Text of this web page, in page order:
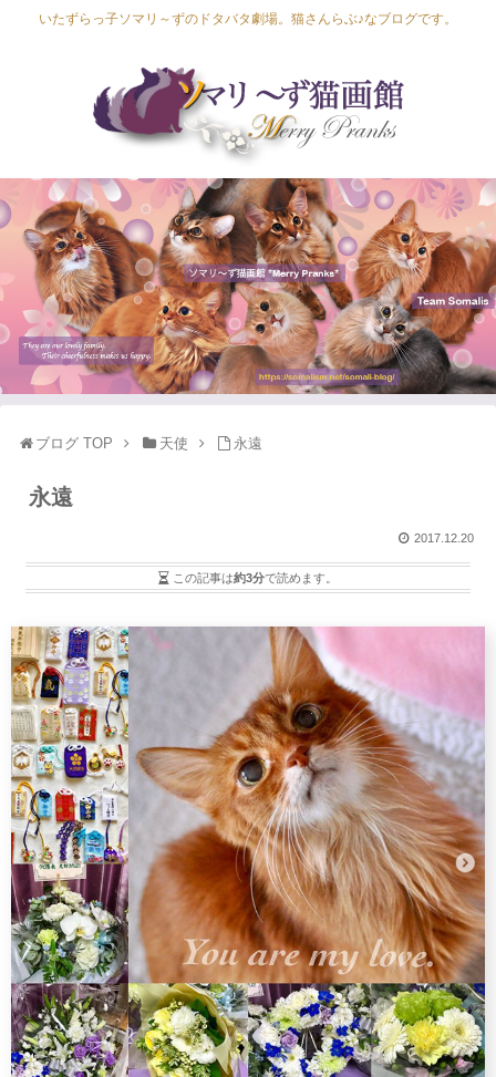
いたずらっ子ソマリ～ずのドタバタ劇場。猫さんらぶ♪なブログです。
Lapis Luna
Lucia Lino
Lycka Leal
Laula
ブログ TOP 天使 永遠
永遠
2017.12.20
この記事は約3分で読めます。